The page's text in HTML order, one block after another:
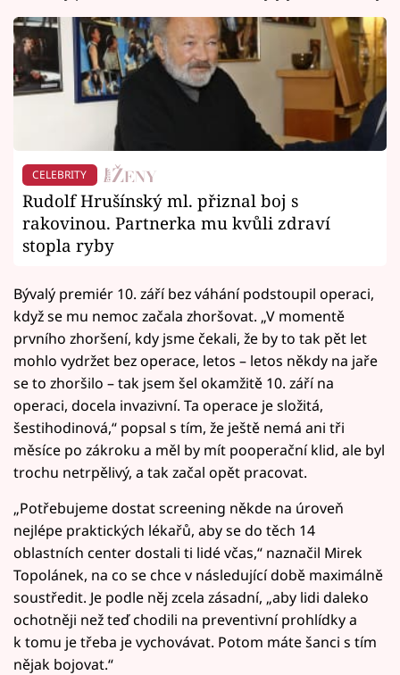
CELEBRITY
Rudolf Hrušínský ml. přiznal boj s
rakovinou. Partnerka mu kvůli zdraví
stopla ryby
Bývalý premiér 10. září bez váhání podstoupil operaci,
když se mu nemoc začala zhoršovat. „V momentě
prvního zhoršení, kdy jsme čekali, že by to tak pět let
mohlo vydržet bez operace, letos – letos někdy na jaře
se to zhoršilo – tak jsem šel okamžitě 10. září na
operaci, docela invazivní. Ta operace je složitá,
šestihodinová,“ popsal s tím, že ještě nemá ani tři
měsíce po zákroku a měl by mít pooperační klid, ale byl
trochu netrpělivý, a tak začal opět pracovat.
„Potřebujeme dostat screening někde na úroveň
nejlépe praktických lékařů, aby se do těch 14
oblastních center dostali ti lidé včas,“ naznačil Mirek
Topolánek, na co se chce v následující době maximálně
soustředit. Je podle něj zcela zásadní, „aby lidi daleko
ochotněji než teď chodili na preventivní prohlídky a
k tomu je třeba je vychovávat. Potom máte šanci s tím
nějak bojovat.“